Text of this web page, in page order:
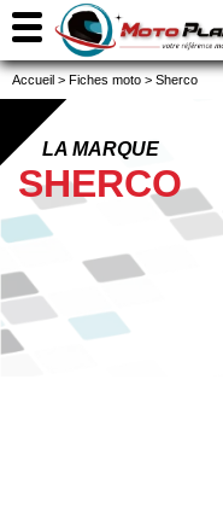
Accueil > Fiches moto > Sherco
LA MARQUE
SHERCO